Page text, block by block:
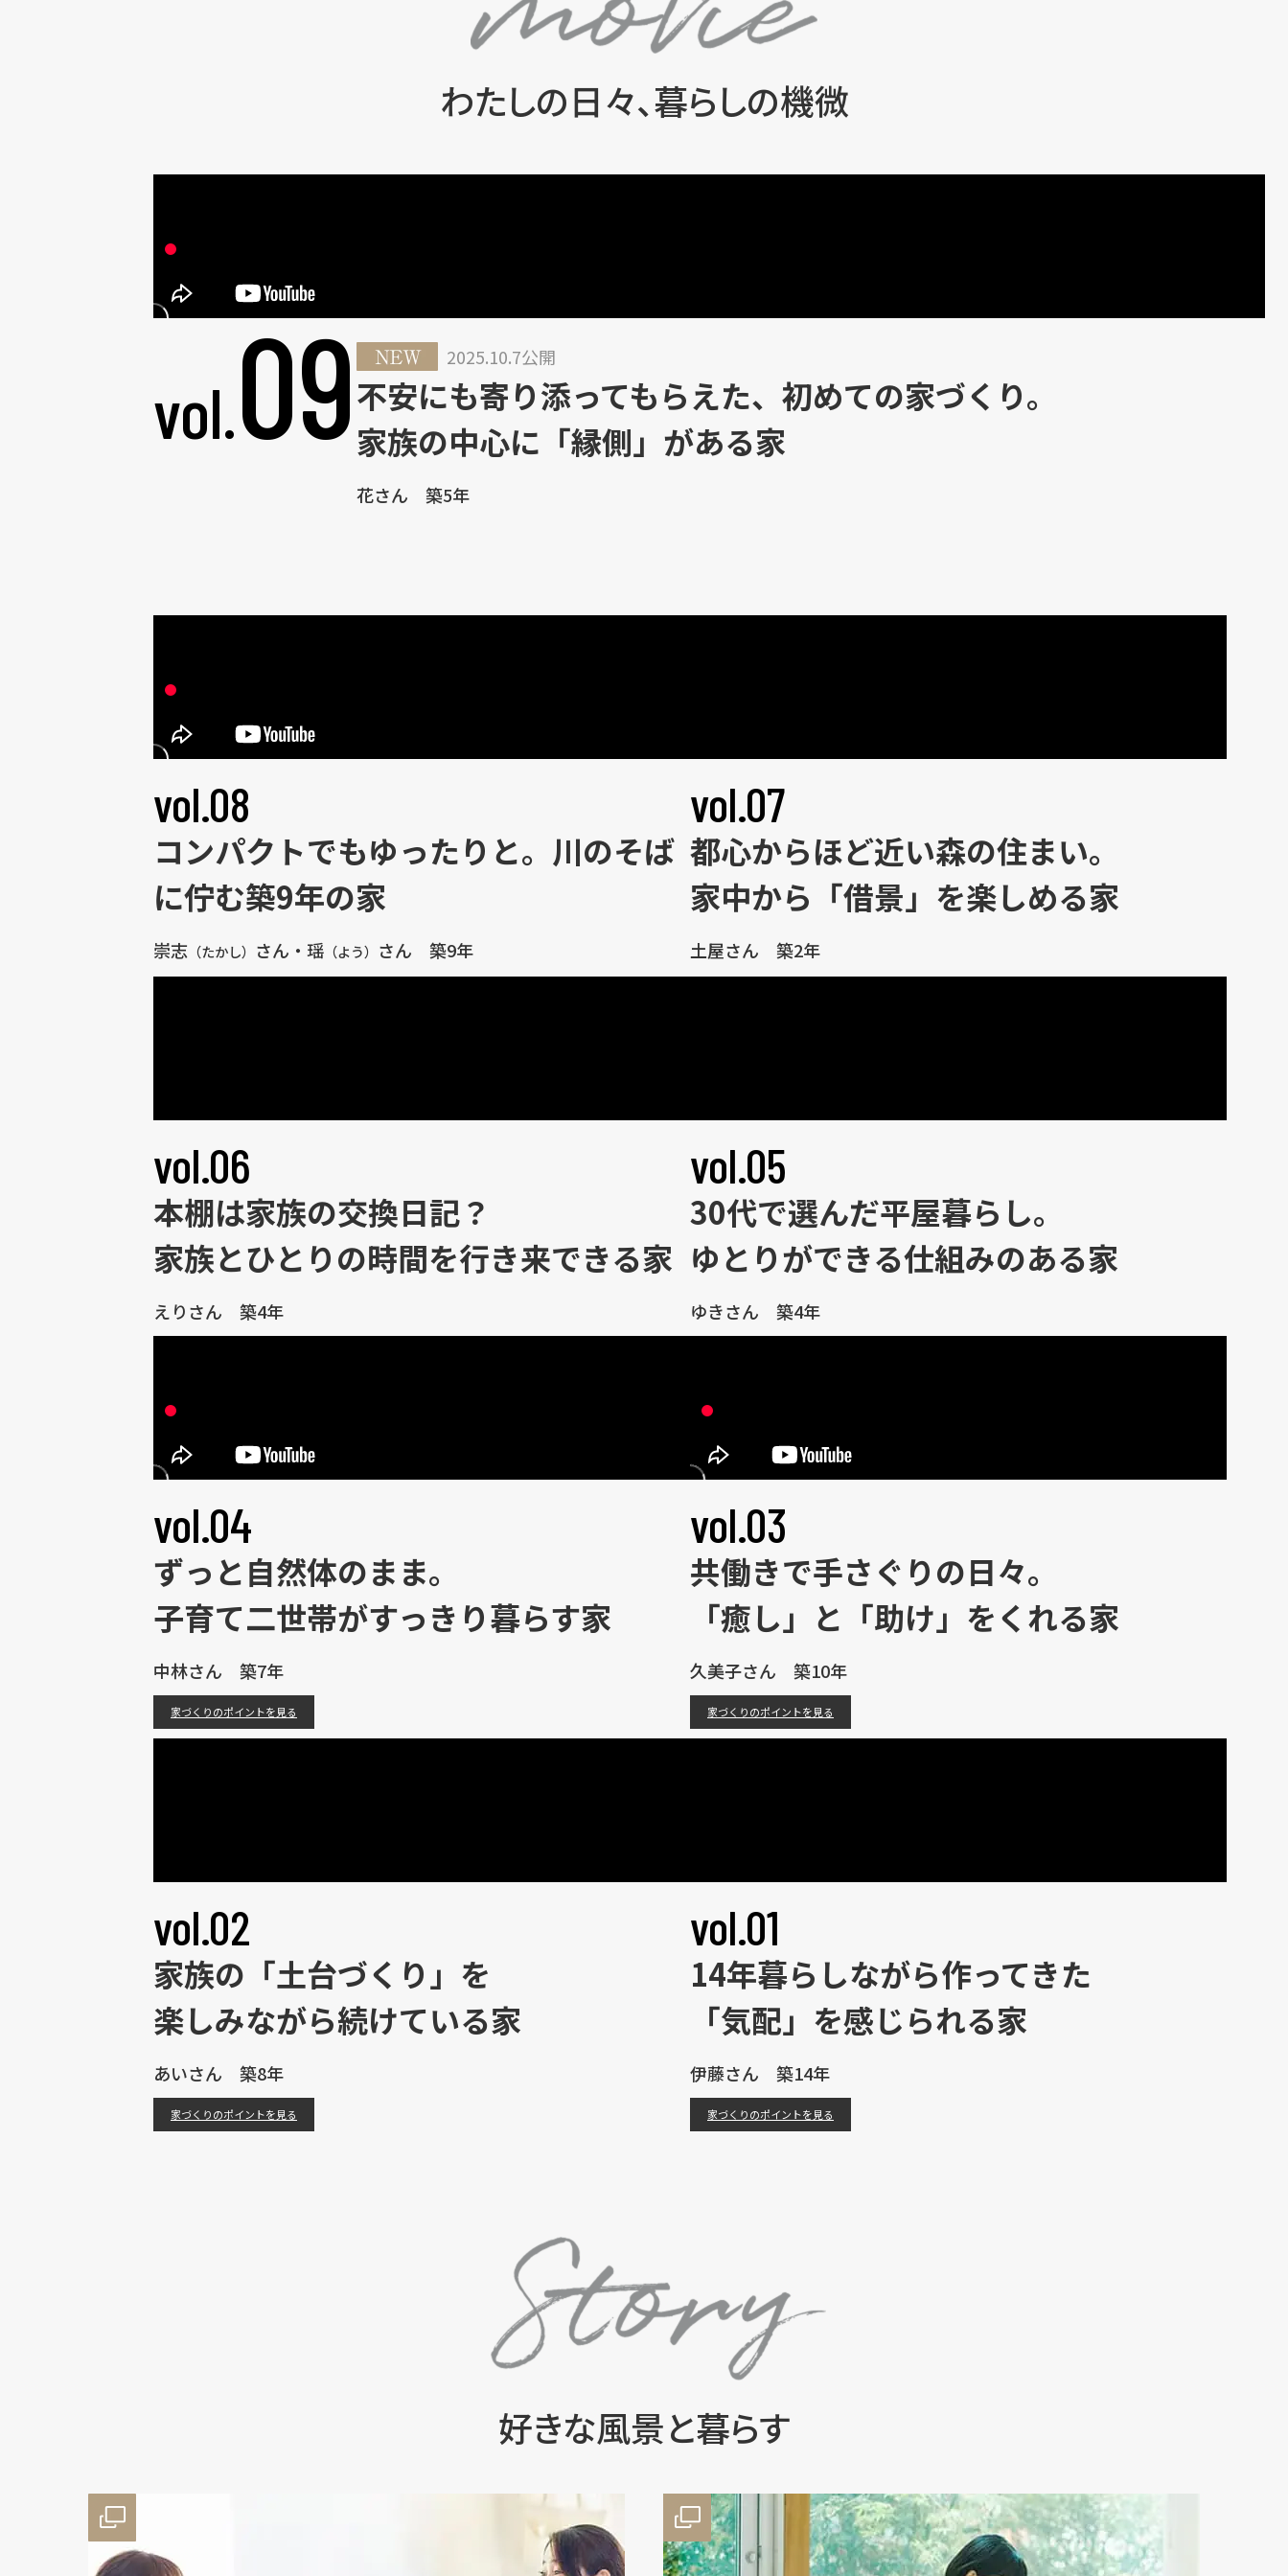
わたしの日々、暮らしの機微
vol.09 2025.10.7公開
不安にも寄り添ってもらえた、 初めての家づくり。
家族の中心に「縁側」がある家
花さん 築5年
vol.08
コンパクトでもゆったりと。 川のそば
に佇む築9年の家
崇志 （たかし） さん・瑶 （よう） さん 築9年
vol.07
都心からほど近い森の住まい。
家中から「借景」を楽しめる家
土屋さん 築2年
vol.06
本棚は家族の交換日記？
家族とひとりの時間を行き来できる家
えりさん 築4年
vol.05
30代で選んだ平屋暮らし。
ゆとりができる仕組みのある家
ゆきさん 築4年
vol.04
ずっと自然体のまま。
子育て二世帯がすっきり暮らす家
中林さん 築7年
家づくりのポイントを見る
vol.03
共働きで手さぐりの日々。
「癒し」と「助け」をくれる家
久美子さん 築10年
家づくりのポイントを見る
vol.02
家族の「土台づくり」を
楽しみながら続けている家
あいさん 築8年
家づくりのポイントを見る
vol.01
14年暮らしながら作ってきた
「気配」を感じられる家
伊藤さん 築14年
家づくりのポイントを見る
好きな風景と暮らす